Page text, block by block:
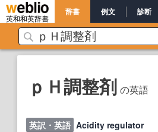
英和和英辞書
辞書 例文 診断
ｐＨ調整剤 の英語
英訳・英語 Acidity regulator